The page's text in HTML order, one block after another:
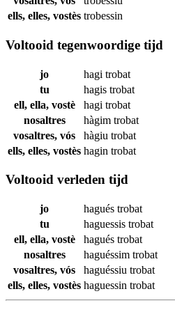
ells, elles, vostès trobessin
Voltooid tegenwoordige tijd
jo hagi trobat
tu
hagis trobat
ell, ella, vostè
hagi trobat
nosaltres
hàgim trobat
vosaltres, vós
hàgiu trobat
ells, elles, vostès hagin trobat
Voltooid verleden tijd
jo hagués trobat
tu
haguessis trobat
ell, ella, vostè
hagués trobat
nosaltres
haguéssim trobat
vosaltres, vós
haguéssiu trobat
ells, elles, vostès haguessin trobat